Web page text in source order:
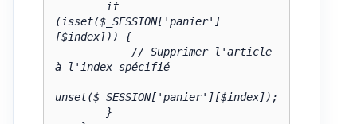
(isset($_SESSION['panier']
[$index])) {
à l'index spécifié
unset($_SESSION['panier'][$index]);